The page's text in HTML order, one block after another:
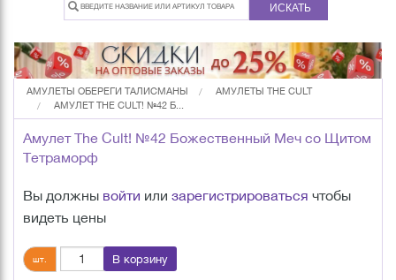
ИСКАТЬ
АМУЛЕТЫ ОБЕРЕГИ ТАЛИСМАНЫ
АМУЛЕТЫ THE CULT
АМУЛЕТ THE CULT! №42 Б...
Амулет The Cult! №42 Божественный Меч со Щитом
Тетраморф
Вы должны войти или зарегистрироваться чтобы
видеть цены
шт. В корзину